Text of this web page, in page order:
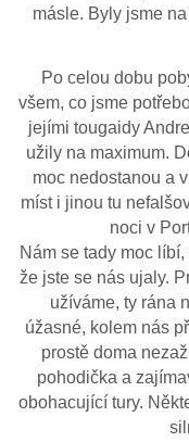
másle. Byly jsme
Po celou dobu
všem, co jsme
jejími tougaidy
užily na maximum.
moc nedostanou a
míst i jinou tu
noci v
Nám se tady moc
že jste se nás ujaly.
užíváme, ty rána
úžasné, kolem nás
prostě doma
pohodička a
obohacující tury.